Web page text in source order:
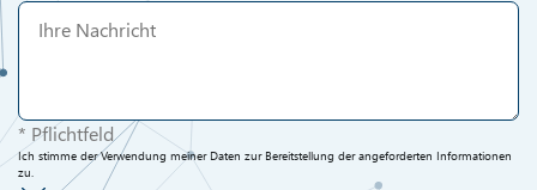
* Pflichtfeld
Ich stimme der Verwendung meiner Daten zur Bereitstellung der angeforderten Informationen
zu.